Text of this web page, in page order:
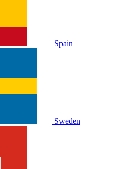
Spain
Sweden